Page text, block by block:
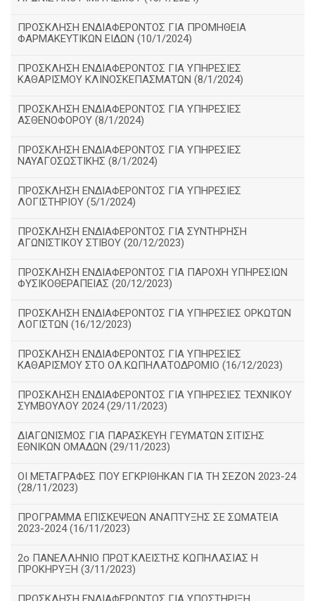
ΠΡΟΣΚΛΗΣΗ ΕΝΔΙΑΦΕΡΟΝΤΟΣ ΓΙΑ ΠΡΟΜΗΘΕΙΑ
ΦΑΡΜΑΚΕΥΤΙΚΩΝ ΕΙΔΩΝ (10/1/2024)
ΠΡΟΣΚΛΗΣΗ ΕΝΔΙΑΦΕΡΟΝΤΟΣ ΓΙΑ ΥΠΗΡΕΣΙΕΣ
ΚΑΘΑΡΙΣΜΟΥ ΚΛΙΝΟΣΚΕΠΑΣΜΑΤΩΝ (8/1/2024)
ΠΡΟΣΚΛΗΣΗ ΕΝΔΙΑΦΕΡΟΝΤΟΣ ΓΙΑ ΥΠΗΡΕΣΙΕΣ
ΑΣΘΕΝΟΦΟΡΟΥ (8/1/2024)
ΠΡΟΣΚΛΗΣΗ ΕΝΔΙΑΦΕΡΟΝΤΟΣ ΓΙΑ ΥΠΗΡΕΣΙΕΣ
ΝΑΥΑΓΟΣΩΣΤΙΚΗΣ (8/1/2024)
ΠΡΟΣΚΛΗΣΗ ΕΝΔΙΑΦΕΡΟΝΤΟΣ ΓΙΑ ΥΠΗΡΕΣΙΕΣ
ΛΟΓΙΣΤΗΡΙΟΥ (5/1/2024)
ΠΡΟΣΚΛΗΣΗ ΕΝΔΙΑΦΕΡΟΝΤΟΣ ΓΙΑ ΣΥΝΤΗΡΗΣΗ
ΑΓΩΝΙΣΤΙΚΟΥ ΣΤΙΒΟΥ (20/12/2023)
ΠΡΟΣΚΛΗΣΗ ΕΝΔΙΑΦΕΡΟΝΤΟΣ ΓΙΑ ΠΑΡΟΧΗ ΥΠΗΡΕΣΙΩΝ
ΦΥΣΙΚΟΘΕΡΑΠΕΙΑΣ (20/12/2023)
ΠΡΟΣΚΛΗΣΗ ΕΝΔΙΑΦΕΡΟΝΤΟΣ ΓΙΑ ΥΠΗΡΕΣΙΕΣ ΟΡΚΩΤΩΝ
ΛΟΓΙΣΤΩΝ (16/12/2023)
ΠΡΟΣΚΛΗΣΗ ΕΝΔΙΑΦΕΡΟΝΤΟΣ ΓΙΑ ΥΠΗΡΕΣΙΕΣ
ΚΑΘΑΡΙΣΜΟΥ ΣΤΟ ΟΛ.ΚΩΠΗΛΑΤΟΔΡΟΜΙΟ (16/12/2023)
ΠΡΟΣΚΛΗΣΗ ΕΝΔΙΑΦΕΡΟΝΤΟΣ ΓΙΑ ΥΠΗΡΕΣΙΕΣ ΤΕΧΝΙΚΟΥ
ΣΥΜΒΟΥΛΟΥ 2024 (29/11/2023)
ΔΙΑΓΩΝΙΣΜΟΣ ΓΙΑ ΠΑΡΑΣΚΕΥΗ ΓΕΥΜΑΤΩΝ ΣΙΤΙΣΗΣ
ΕΘΝΙΚΩΝ ΟΜΑΔΩΝ (29/11/2023)
ΟΙ ΜΕΤΑΓΡΑΦΕΣ ΠΟΥ ΕΓΚΡΙΘΗΚΑΝ ΓΙΑ ΤΗ ΣΕΖΟΝ 2023-24
(28/11/2023)
ΠΡΟΓΡΑΜΜΑ ΕΠΙΣΚΕΨΕΩΝ ΑΝΑΠΤΥΞΗΣ ΣΕ ΣΩΜΑΤΕΙΑ
2023-2024 (16/11/2023)
2ο ΠΑΝΕΛΛΗΝΙΟ ΠΡΩΤ.ΚΛΕΙΣΤΗΣ ΚΩΠΗΛΑΣΙΑΣ Η
ΠΡΟΚΗΡΥΞΗ (3/11/2023)